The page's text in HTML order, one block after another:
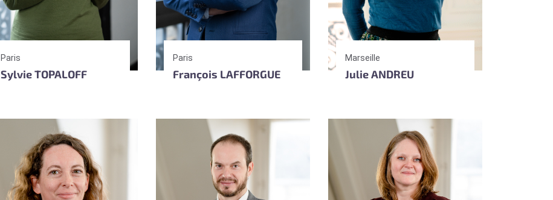
Paris
Sylvie TOPALOFF
Paris
François LAFFORGUE
Marseille
Julie ANDREU